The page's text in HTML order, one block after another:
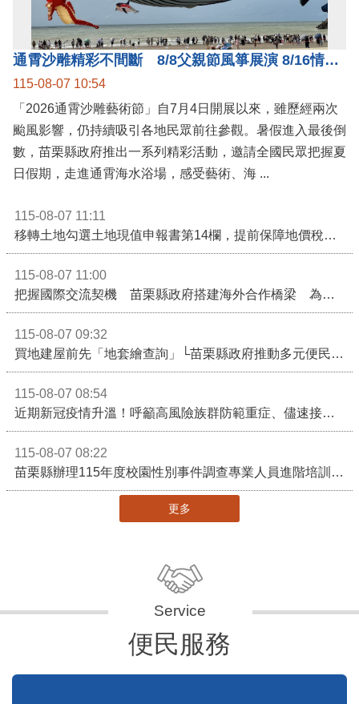
通霄沙雕精彩不間斷 8/8父親節風箏展演 8/16情人節66對浪漫挑戰送好禮
115-08-07 10:54
「2026通霄沙雕藝術節」自7月4日開展以來，雖歷經兩次
颱風影響，仍持續吸引各地民眾前往參觀。暑假進入最後倒
數，苗栗縣政府推出一系列精彩活動，邀請全國民眾把握夏
115-08-07 11:11
115-08-07 11:00
115-08-07 09:32
115-08-07 08:54
115-08-07 08:22
更多
便民服務